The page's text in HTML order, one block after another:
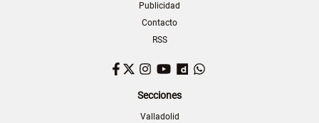
Publicidad
Contacto
RSS
Facebook
TwitterInstagram
YouTubeDailymotion
Secciones
Valladolid